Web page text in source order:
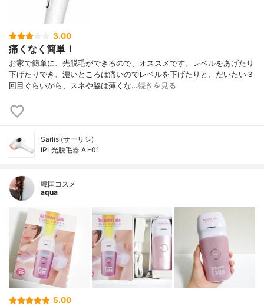
3.00
痛くなく簡単！
お家で簡単に、光脱毛ができるので、オススメです。レベルをあげたり
下げたりでき、濃いところは痛いのでレベルを下げたりと、だいたい３
回目ぐらいから、スネや脇は薄くな…続きを見る
Sarlisi(サーリシ)
IPL光脱毛器 AI-01
韓国コスメ
aqua
5.00